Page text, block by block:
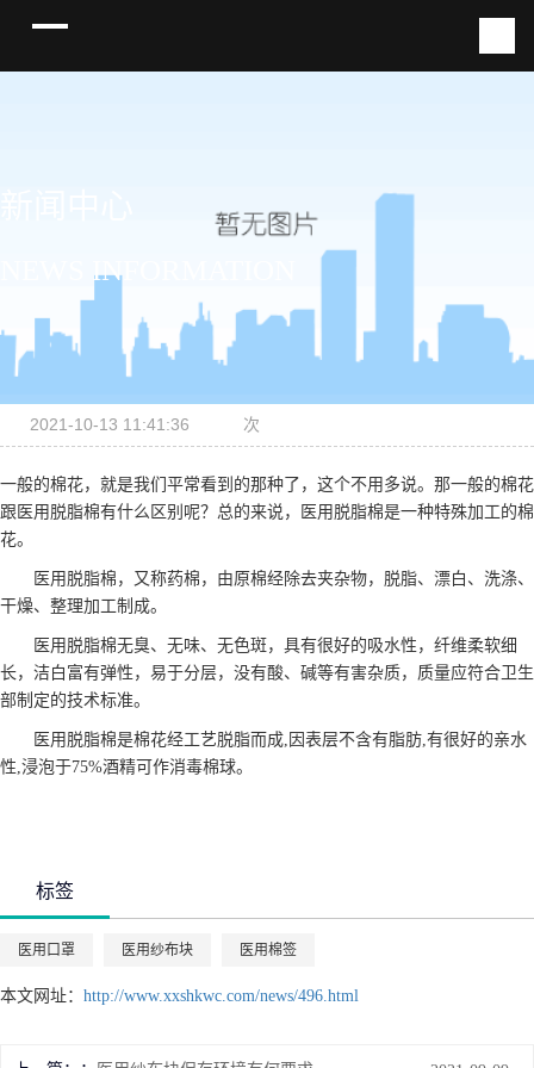
NEWS INFORMATION
2021-10-13 11:41:36 次
一般的棉花，就是我们平常看到的那种了，这个不用多说。那一般的棉花
跟医用脱脂棉有什么区别呢？总的来说，医用脱脂棉是一种特殊加工的棉
花。
医用脱脂棉，又称药棉，由原棉经除去夹杂物，脱脂、漂白、洗涤、
干燥、整理加工制成。
医用脱脂棉无臭、无味、无色斑，具有很好的吸水性，纤维柔软细
长，洁白富有弹性，易于分层，没有酸、碱等有害杂质，质量应符合卫生
部制定的技术标准。
医用脱脂棉是棉花经工艺脱脂而成,因表层不含有脂肪,有很好的亲水
性,浸泡于75%酒精可作消毒棉球。
标签
医用口罩 医用纱布块 医用棉签
本文网址： http://www.xxshkwc.com/news/496.html